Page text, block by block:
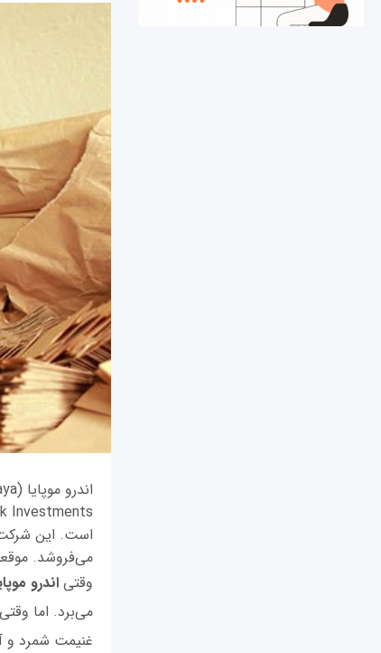
است. این شرکت
می‌فروشد.
وقتی اندرو
می‌برد. اما
غنیمت شمرد و